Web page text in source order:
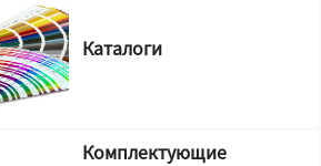
Каталоги
Комплектующие